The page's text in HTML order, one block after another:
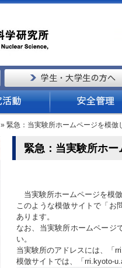
» 緊急：当実験所ホームページを模倣
緊急：当実験所ホ
当実験所ホームページを模
このような模倣サイトで「お
あります。
なお、当実験所ホームページ
い。
当実験所のアドレスには、「
模倣サイトでは、「rri.kyoto-